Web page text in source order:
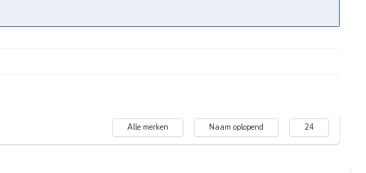
Alle merken Naam oplopend 24